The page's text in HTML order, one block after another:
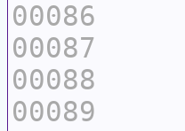
00086
00087
00088
00089